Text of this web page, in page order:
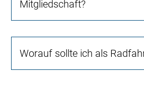
Mitgliedschaft?
Worauf sollte ich als